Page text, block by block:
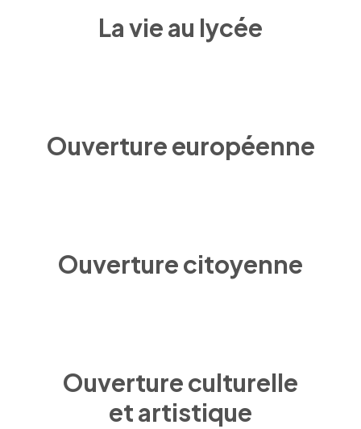
La vie au lycée
Ouverture européenne
Ouverture citoyenne
Ouverture culturelle
et artistique